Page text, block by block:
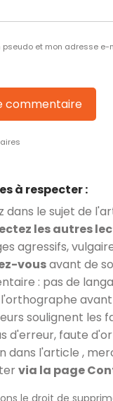
pseudo et mon adresse
commentaire
à respecter :
dans le sujet de
les autres
agressifs,
vousavant de
: pas de
soulignent les
d'erreur, faute
dans l'article ,
via la page